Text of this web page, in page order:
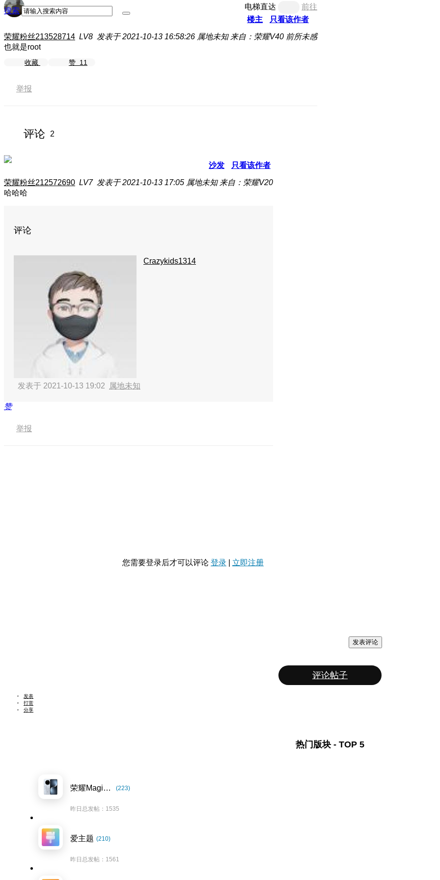
搜索 电梯直达
前往
楼主
只看该作者
荣耀粉丝213528714 LV8 发表于 2021-10-13 16:58:26 属地未知 来自：荣耀V40 前所未感
也就是root
收藏 赞 11
举报
评论 2
沙发 只看该作者
荣耀粉丝212572690 LV7 发表于 2021-10-13 17:05 属地未知 来自：荣耀V20
哈哈哈
评论
Crazykids1314
发表于 2021-10-13 19:02 属地未知
赞
举报
您需要登录后才可以评论 登录 立即注册
发表评论
评论帖子
发表
打赏
分享
热门版块 - TOP 5
荣耀Magic7系列 (223)
昨日总发帖：1535
爱主题 (210)
昨日总发帖：1561